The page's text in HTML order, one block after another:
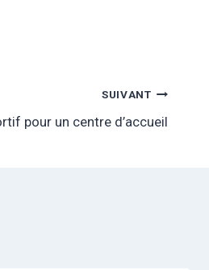
SUIVANT
pour un centre d’accueil